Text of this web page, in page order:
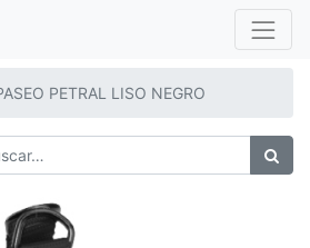
PETRAL LISO NEGRO